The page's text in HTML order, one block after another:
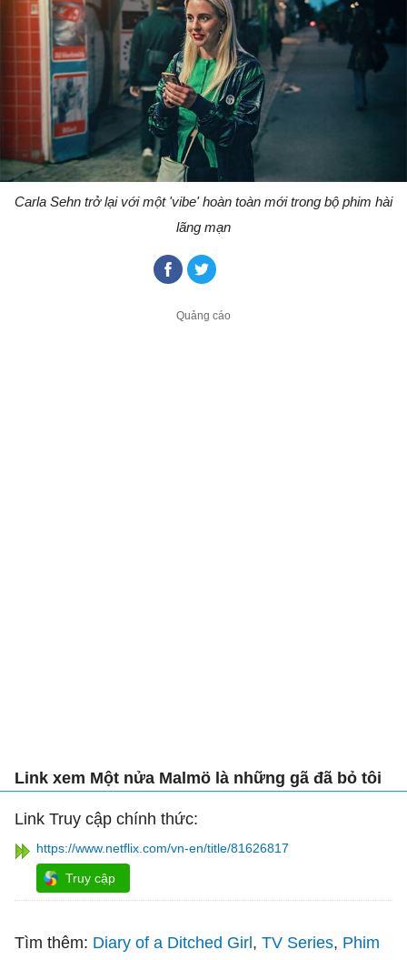
Carla Sehn trở lại với một 'vibe' hoàn toàn mới trong bộ phim hài
lãng mạn
Link xem Một nửa Malmö là những gã đã bỏ tôi
Link Truy cập chính thức:
https://www.netflix.com/vn-en/title/81626817
Truy cập
Tìm thêm: Diary of a Ditched Girl TV Series Phim